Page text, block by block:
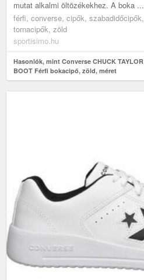
mutat alkalmi öltözékekhez. A boka ...
férfi, converse, cipők,
tornacipők, zöld
sportisimo.hu
Hasonlók, mint Converse CHUCK
BOOT Férfi bokacipő, zöld, méret